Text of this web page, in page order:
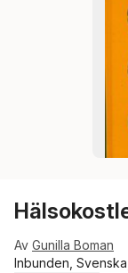
Av Gunilla Boman
Inbunden,